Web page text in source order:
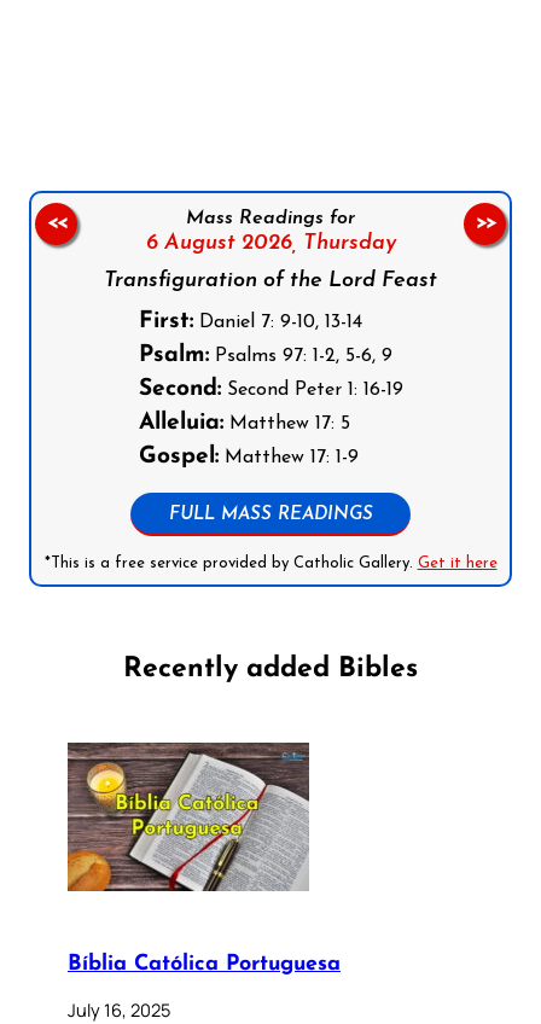
Mass Readings for
6 August 2026, Thursday
Transfiguration of the Lord Feast
First:Daniel 7: 9-10, 13-14
Psalm:Psalms 97: 1-2, 5-6, 9
Second:Second Peter 1: 16-19
Alleluia:Matthew 17: 5
Gospel:Matthew 17: 1-9
FULL MASS READINGS
*This is a free service provided by Catholic Gallery. Get it here
<< >>
Recently added Bibles
Bíblia Católica Portuguesa
July 16, 2025